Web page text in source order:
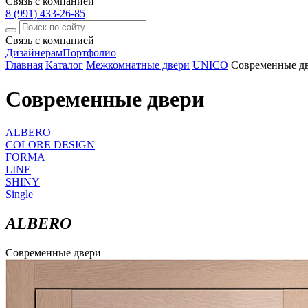
8 (991) 433-26-85
Связь с компанией
ДизайнерамПортфолио
Главная Каталог Межкомнатные двери UNICO Современные
Современные двери
ALBERO
COLORE DESIGN
FORMA
LINE
SHINY
Single
ALBERO
Современные двери